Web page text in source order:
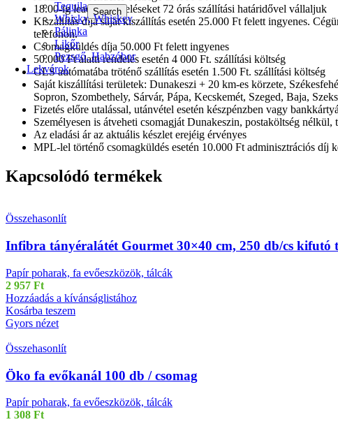
Search
Tequila
Whisky, Whiskey
Pálinka
Likőr
Pezsgő, Habzóbor
Lekvárok
18.00-ig leadott rendeléseket 72 órás szállítási határidővel vállaljuk
Kiszállítás díja saját kiszállítás esetén 25.000 Ft felett ingyenes.
telefonon.
Csomagküldés díja 50.000 Ft felett ingyenes
50.000 Ft alatti rendelés esetén 4 000 Ft. szállítási költség
GLS autómatába tröténő szállítás esetén 1.500 Ft. szállítási költség
Saját kiszállítási területek: Dunakeszi + 20 km-es körzete,
Sopron, Szombethely, Sárvár, Pápa, Kecskemét, Szeged, Baja,
Fizetés előre utalással, utánvétel esetén készpénzben vagy
Személyesen is átveheti csomagját Dunakeszin, postaköltség
Az eladási ár az aktuális készlet erejéig érvényes
MPL-lel történő csomagküldés esetén 10.000 Ft adminisztrációs díj
Kapcsolódó termékek
Összehasonlít
Infibra tányéralátét Gourmet 30×40 cm, 250 db/cs kifutó
Papír poharak, fa evőeszközök, tálcák
2 957 Ft
Hozzáadás a kívánságlistához
Kosárba teszem
Gyors nézet
Összehasonlít
Öko fa evőkanál 100 db / csomag
Papír poharak, fa evőeszközök, tálcák
1 308 Ft